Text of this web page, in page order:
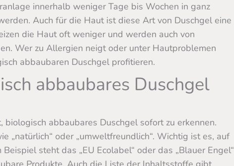
innerhalb weniger Tage bis Wochen in ganz
Auch für die Haut ist diese Art von Duschgel eine
die Haut oft weniger und werden auch von
Wer zu Allergien neigt oder unter Hautproblemen
abbaubaren Duschgel profitieren.
abbaubares Duschgel
biologisch abbaubares Duschgel sofort zu erkennen.
„natürlich“ oder „umweltfreundlich“. Wichtig ist es, auf
steht das „EU Ecolabel“ oder das „Blauer Engel“